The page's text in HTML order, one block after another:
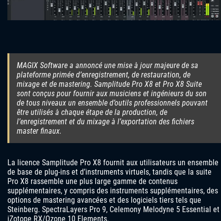
MAGIX Software a annoncé une mise à jour majeure de sa
plateforme primée d’enregistrement, de restauration, de
mixage et de mastering. Samplitude Pro X8 et Pro X8 Suite
sont conçus pour fournir aux musiciens et ingénieurs du son
de tous niveaux un ensemble d’outils professionnels pouvant
être utilisés à chaque étape de la production, de
l’enregistrement et du mixage à l’exportation des fichiers
master finaux.
La licence Samplitude Pro X8 fournit aux utilisateurs un ensemble
de base de plug-ins et d’instruments virtuels, tandis que la suite
Pro X8 rassemble une plus large gamme de contenus
supplémentaires, y compris des instruments supplémentaires, des
options de mastering avancées et des logiciels tiers tels que
Steinberg. SpectraLayers Pro 9, Celemony Melodyne 5 Essential et
iZotope RX/Ozone 10 Elements.